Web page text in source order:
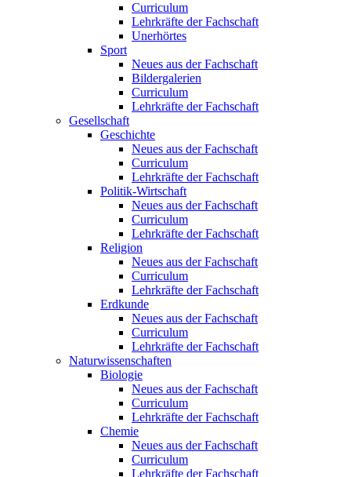
Curriculum
Lehrkräfte der Fachschaft
Unerhörtes
Sport
Neues aus der Fachschaft
Bildergalerien
Curriculum
Lehrkräfte der Fachschaft
Gesellschaft
Geschichte
Neues aus der Fachschaft
Curriculum
Lehrkräfte der Fachschaft
Politik-Wirtschaft
Neues aus der Fachschaft
Curriculum
Lehrkräfte der Fachschaft
Religion
Neues aus der Fachschaft
Curriculum
Lehrkräfte der Fachschaft
Erdkunde
Neues aus der Fachschaft
Curriculum
Lehrkräfte der Fachschaft
Naturwissenschaften
Biologie
Neues aus der Fachschaft
Curriculum
Lehrkräfte der Fachschaft
Chemie
Neues aus der Fachschaft
Curriculum
Lehrkräfte der Fachschaft